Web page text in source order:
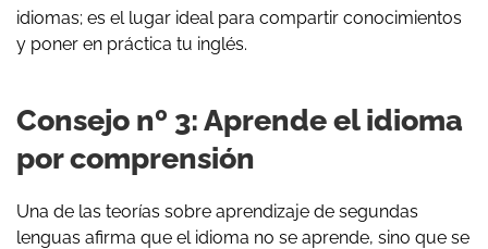
idiomas; es el lugar ideal para compartir conocimientos
y poner en práctica tu inglés.
Consejo nº 3: Aprende el idioma
por comprensión
Una de las teorías sobre aprendizaje de segundas
lenguas afirma que el idioma no se aprende, sino que se